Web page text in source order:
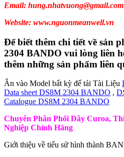
Email: hung.nhatvuong@gmail.com
Website: www.nguonmeanwell.vn
Để biết thêm chi tiết về sản
2304 BANDO vui lòng liên
thêm những sản phẩm liên
Ân vào Model bất kỳ để tải Tài Liệu
Data sheet DS8M 2304 BANDO ,
Catalogue DS8M 2304 BANDO
Chuyên Phân Phối Dây Curoa,
Nghiệp Chính Hãng
Giới thiệu về tiểu sử hình thành